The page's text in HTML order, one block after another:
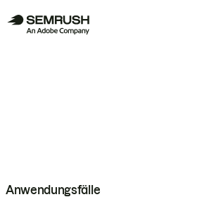
Anwendungsfälle